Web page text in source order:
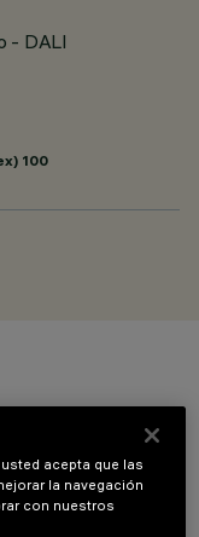
- DALI
100
acepta que las
la navegación
con nuestros